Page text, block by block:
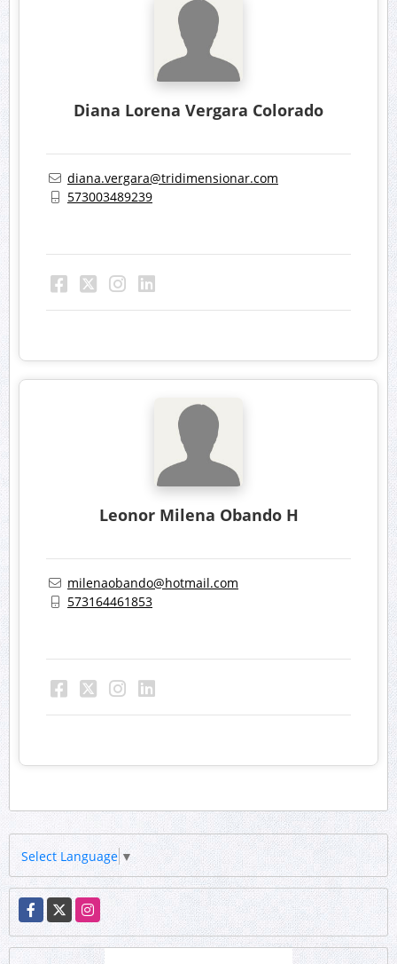
Diana Lorena Vergara Colorado
diana.vergara@tridimensionar.com
573003489239
Leonor Milena Obando H
milenaobando@hotmail.com
573164461853
Select Language ▼
Facebook
X Instagram